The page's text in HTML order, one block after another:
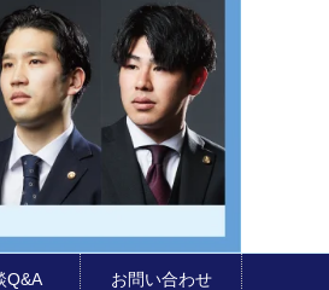
Q&A お問い合わせ